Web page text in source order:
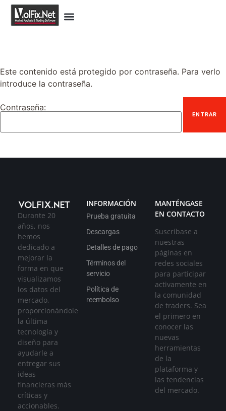
Este contenido está protegido por contraseña. Para verlo
introduce la contraseña.
Contraseña:
Durante 20
años, nos
hemos
dedicado a
mejorar la
forma en que
visualizamos
los datos del
mercado,
proporcionándole
la última
tecnología y
diseño para
ayudarle a
entregar sus
ideas
financieras más
críticas y
accionables.
INFORMACIÓN
Prueba gratuita
Descargas
Detalles de pago
Términos del
servicio
Política de
reembolso
MANTÉNGASE
EN CONTACTO
Suscríbase a
nuestras
páginas en
redes sociales
para participar
activamente en
la comunidad
de traders. Sea
el primero en
conocer las
nuevas
herramientas
de la
plataforma y
las tendencias
del mercado.